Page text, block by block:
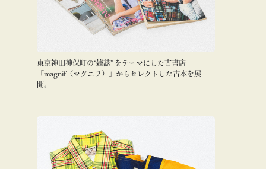
東京神田神保町の“雑誌” をテーマにした古書店
「magnif（マグニフ）」からセレクトした古本を展
開。